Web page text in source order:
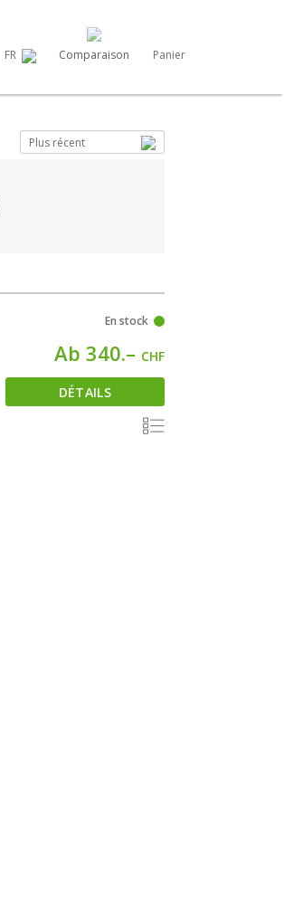
FR Comparaison Panier
Plus récent
En stock
Ab 340.– CHF
DÉTAILS